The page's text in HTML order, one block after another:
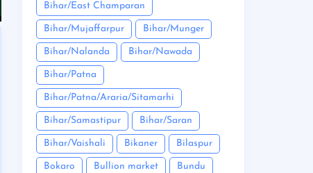
Bihar/East Champaran
Bihar/Mujaffarpur Bihar/Munger
Bihar/Nalanda Bihar/Nawada
Bihar/Patna
Bihar/Patna/Araria/Sitamarhi
Bihar/Samastipur Bihar/Saran
Bihar/Vaishali Bikaner Bilaspur
Bokaro Bullion market Bundu